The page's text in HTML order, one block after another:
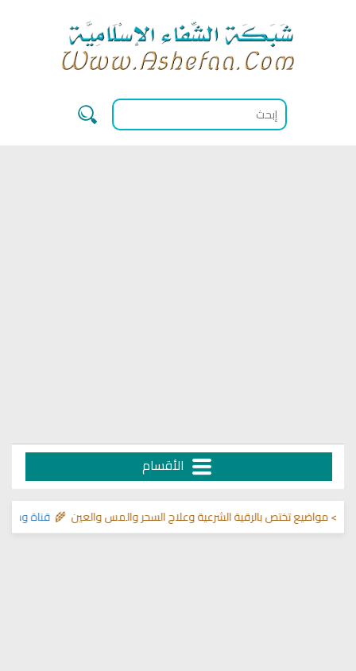
الأقسام
قناة وشفاء لماتختص بالرقية الشرعية وعلاج السحر والمس والعين 🌾